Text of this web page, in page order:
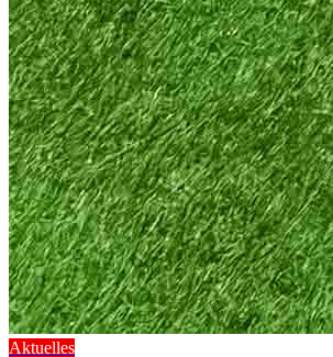
Aktuelles